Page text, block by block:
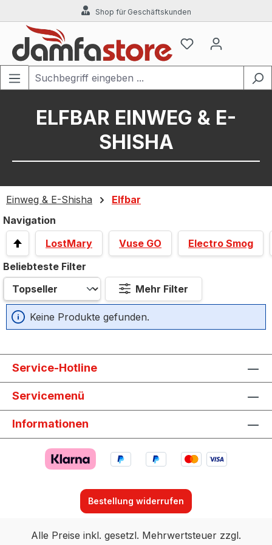
Zum Hauptinhalt springenShop für Geschäftskunden
ELFBAR EINWEG & E-
SHISHA
Einweg & E-Shisha
Elfbar
Navigation
LostMary
Vuse GO
Electro Smog
Beliebteste Filter
Mehr Filter
Keine Produkte gefunden.
Service-Hotline
Servicemenü
Informationen
Bestellung widerrufen
Alle Preise inkl. gesetzl. Mehrwertsteuer zzgl.